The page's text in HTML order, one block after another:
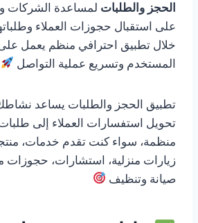
الحجز والطلبات لمساعدة الشركات
على استقبال حجوزات العملاء
خلال تطبيق احترافي منظم يعمل
المستخدم وتسريع عملية التواصل
تطبيق الحجز والطلبات يساعد
تحويل استفسارات العملاء إلى
منظمة، سواء كنت تقدم خدمات،
زيارات منزلية، استشارات،
صيانة وتنظيف